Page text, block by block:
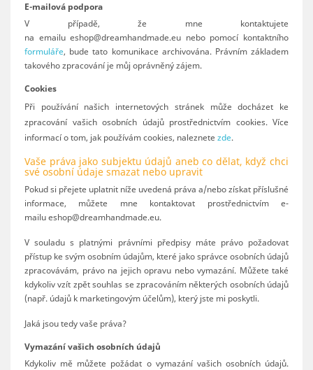
E-mailová podpora
V případě, že mne kontaktujete
na emailueshop@dreamhandmade.eu nebo pomocí kontaktního
formuláře, bude tato komunikace archivována. Právním základem
takového zpracování je můj oprávněný zájem.
Cookies
Při používání našich internetových stránek může docházet ke
zpracování vašich osobních údajů prostřednictvím cookies. Více
informací o tom, jak používám cookies, naleznete zde.
Vaše práva jako subjektu údajů aneb co dělat, když chci
své osobní údaje smazat nebo upravit
Pokud si přejete uplatnit níže uvedená práva a/nebo získat příslušné
informace, můžete mne kontaktovat prostřednictvím e-
mailueshop@dreamhandmade.eu.
V souladu s platnými právními předpisy máte právo požadovat
přístup ke svým osobním údajům, které jako správce osobních údajů
zpracovávám, právo na jejich opravu nebo vymazání. Můžete také
kdykoliv vzít zpět souhlas se zpracováním některých osobních údajů
(např. údajů k marketingovým účelům), který jste mi poskytli.
Jaká jsou tedy vaše práva?
Vymazání vašich osobních údajů
Kdykoliv mě můžete požádat o vymazání vašich osobních údajů.